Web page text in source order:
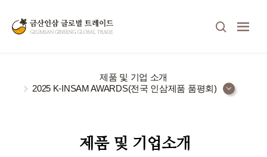
제품 및 기업 소개
2025 K-INSAM AWARDS(전국 인삼제품 품평회)
제품 및 기업소개